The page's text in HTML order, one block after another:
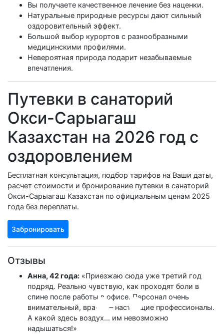
Вы получаете качественное лечение без наценки.
Натуральные природные ресурсы дают сильный
оздоровительный эффект.
Большой выбор курортов с разнообразными
медицинскими профилями.
Невероятная природа подарит незабываемые
впечатления.
Путевки в санаторий
Окси-Сарыагаш
Казахстан на 2026 год с
оздоровлением
Бесплатная консультация, подбор тарифов на Ваши даты,
расчет стоимости и бронирование путевки в санаторий
Окси-Сарыагаш Казахстан по официальным ценам 2025
года без переплаты.
Забронировать
Отзывы
Анна, 42 года: «Приезжаю сюда уже третий год
подряд. Реально чувствую, как проходят боли в
спине после работы в офисе. Персонал очень
внимательный, врачи — настоящие профессионалы.
А какой здесь воздух... им невозможно
надышаться!»